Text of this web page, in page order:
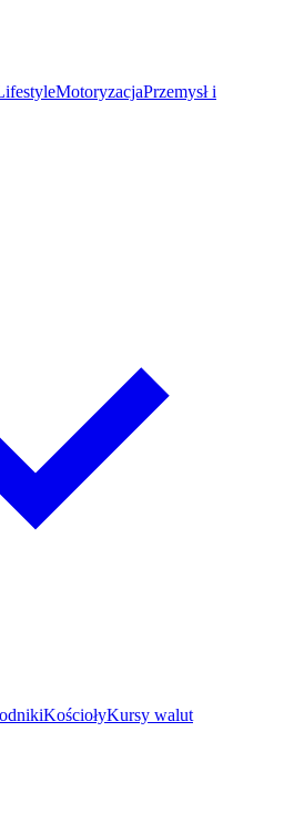
MotoryzacjaPrzemysł i
KościołyKursy walut